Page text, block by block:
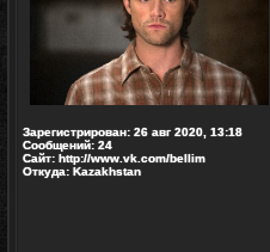
Зарегистрирован: 26 авг 2020, 13:18
Сообщений: 24
Сайт: http://www.vk.com/bellim
Откуда: Kazakhstan